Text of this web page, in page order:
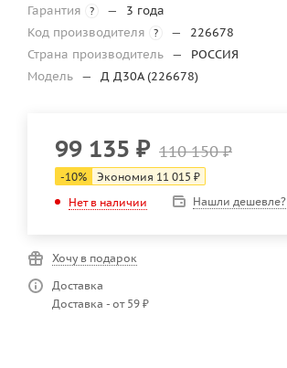
Гарантия
? —
3 года
Код производителя
? —
226678
Страна производитель —
РОССИЯ
Модель — Д Д30А (226678)
99 135 ₽ 110 150₽
-10% Экономия 11 015 ₽
Нет в наличии
Нашли дешевле?
Хочу в подарок
Доставка
Доставка - от 59 ₽